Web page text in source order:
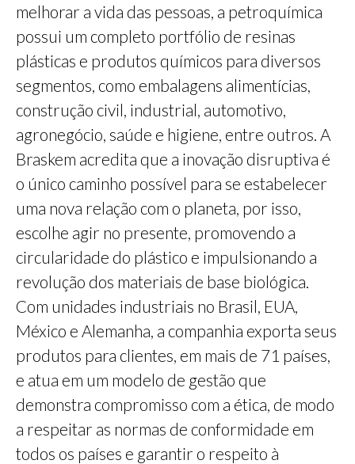
melhorar a vida das pessoas, a petroquímica
possui um completo portfólio de resinas
plásticas e produtos químicos para diversos
segmentos, como embalagens alimentícias,
construção civil, industrial, automotivo,
agronegócio, saúde e higiene, entre outros. A
Braskem acredita que a inovação disruptiva é
o único caminho possível para se estabelecer
uma nova relação com o planeta, por isso,
escolhe agir no presente, promovendo a
circularidade do plástico e impulsionando a
revolução dos materiais de base biológica.
Com unidades industriais no Brasil, EUA,
México e Alemanha, a companhia exporta seus
produtos para clientes, em mais de 71 países,
e atua em um modelo de gestão que
demonstra compromisso com a ética, de modo
a respeitar as normas de conformidade em
todos os países e garantir o respeito à